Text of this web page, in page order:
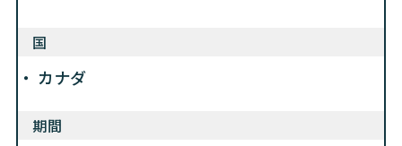
国
カナダ
期間